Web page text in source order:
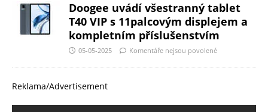
Doogee uvádí všestranný tablet
T40 VIP s 11palcovým displejem a
kompletním příslušenstvím
05-05-2025 Komentáře nejsou povolené
Reklama/Advertisement